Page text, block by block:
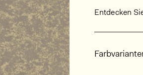
Entdecken